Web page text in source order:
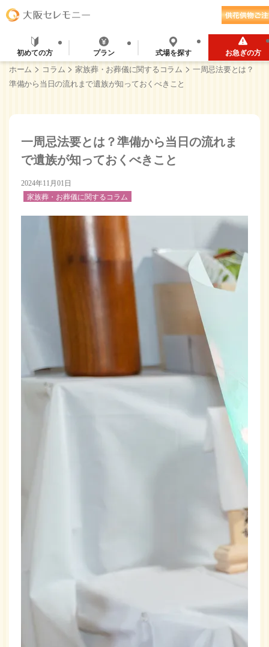
初めての方 プラン 式場を探す お急ぎの方
ホーム > コラム >家族葬・お葬儀に関するコラム > 一周忌法要とは？
準備から当日の流れまで遺族が知っておくべきこと
一周忌法要とは？準備から当日の流れま
で遺族が知っておくべきこと
2024年11月01日
家族葬・お葬儀に関するコラム